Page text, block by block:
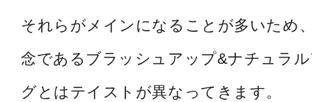
それらがメインになることが多いため
念であるブラッシュアップ&ナチュラ
グとはテイストが異なってきます。